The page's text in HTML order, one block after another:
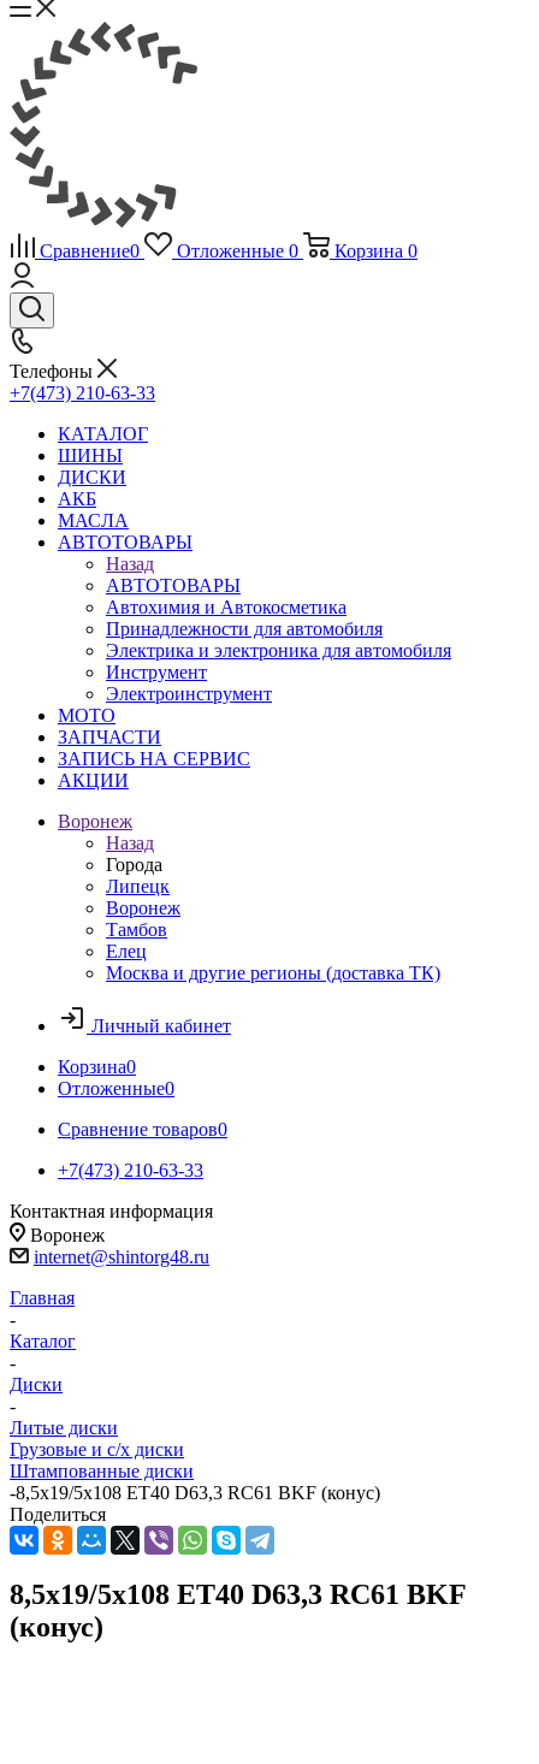
Сравнение0 Отложенные 0 Корзина 0
Телефоны
+7(473) 210-63-33
КАТАЛОГ
ШИНЫ
ДИСКИ
АКБ
МАСЛА
АВТОТОВАРЫ
Назад
АВТОТОВАРЫ
Автохимия и Автокосметика
Принадлежности для автомобиля
Электрика и электроника для автомобиля
Инструмент
Электроинструмент
МОТО
ЗАПЧАСТИ
ЗАПИСЬ НА СЕРВИС
АКЦИИ
Воронеж
Назад
Города
Липецк
Воронеж
Тамбов
Елец
Москва и другие регионы (доставка ТК)
Личный кабинет
Корзина0
Отложенные0
Сравнение товаров0
+7(473) 210-63-33
Контактная информация
Воронеж
internet@shintorg48.ru
Главная
-
Каталог
-
Диски
-
Литые диски
Грузовые и с/х диски
Штампованные диски
-8,5x19/5x108 ET40 D63,3 RC61 BKF (конус)
Поделиться
8,5x19/5x108 ET40 D63,3 RC61 BKF
(конус)